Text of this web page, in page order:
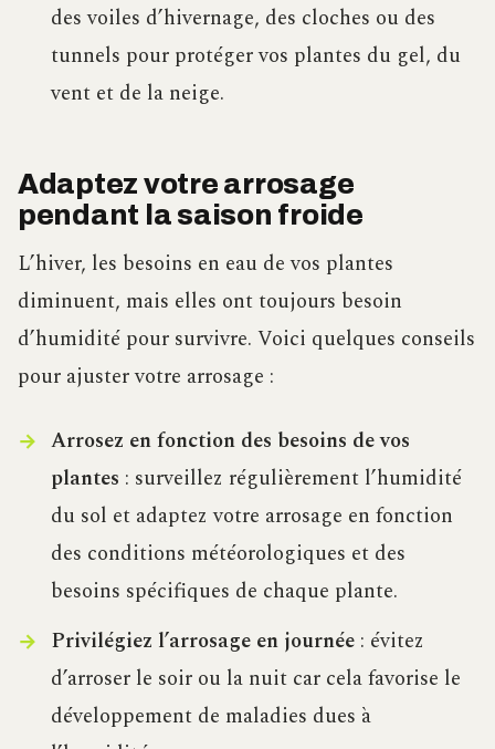
des voiles d’hivernage, des cloches ou des
tunnels pour protéger vos plantes du gel, du
vent et de la neige.
Adaptez votre arrosage
pendant la saison froide
L’hiver, les besoins en eau de vos plantes
diminuent, mais elles ont toujours besoin
d’humidité pour survivre. Voici quelques conseils
pour ajuster votre arrosage :
Arrosez en fonction des besoins de vos
plantes : surveillez régulièrement l’humidité
du sol et adaptez votre arrosage en fonction
des conditions météorologiques et des
besoins spécifiques de chaque plante.
Privilégiez l’arrosage en journée: évitez
d’arroser le soir ou la nuit car cela favorise le
développement de maladies dues à